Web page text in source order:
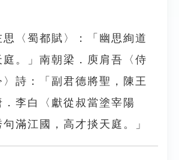
〈蜀都賦〉：「幽思絢道
。」南朝梁．庾肩吾〈侍
詩：「副君德將聖，陳王
李白〈獻從叔當塗宰陽
滿江國，高才掞天庭。」